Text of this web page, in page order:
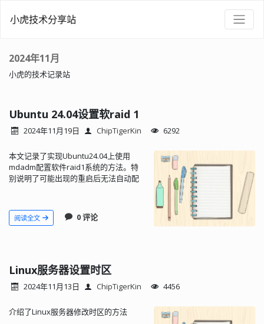
小虎技术分享站
2024年11月
小虎的技术记录站
Ubuntu 24.04设置软raid 1
2024年11月19日 ChipTigerKin 6292
本文记录了实现Ubuntu24.04上使用
mdadm配置软件raid1系统的方法。特
别说明了可能出现的重启后无法自动配
阅读全文 0 评论
Linux服务器设置时区
2024年11月13日 ChipTigerKin 4456
介绍了Linux服务器修改时区的方法